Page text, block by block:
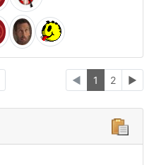
◄ 1 2 ►